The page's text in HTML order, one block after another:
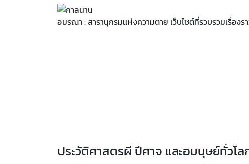
อมรณา : สารานุกรมแห่งความตาย เว็บไซต์ที่รวบรวมเรื่อง
ประวัติศาสตรผี ปีศาจ และอมนุษย์ทั่วโล